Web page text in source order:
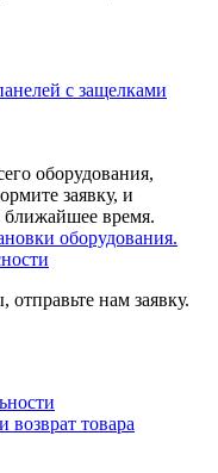
с защелками
оборудования,
заявку, и
время.
оборудования.
отправьте нам заявку.
возврат товара